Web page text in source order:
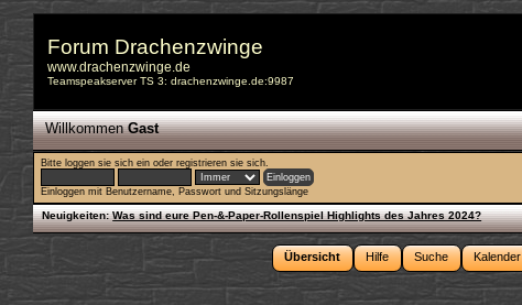
Forum Drachenzwinge
www.drachenzwinge.de
Teamspeakserver TS 3: drachenzwinge.de:9987
WillkommenGast
Bitte loggen sie sich ein oderregistrieren sie sich.
Einloggen mit Benutzername, Passwort und Sitzungslänge
Neuigkeiten: Was sind eure Pen-&-Paper-Rollenspiel Highlights des Jahres 2024?
Übersicht Hilfe Suche Kalender